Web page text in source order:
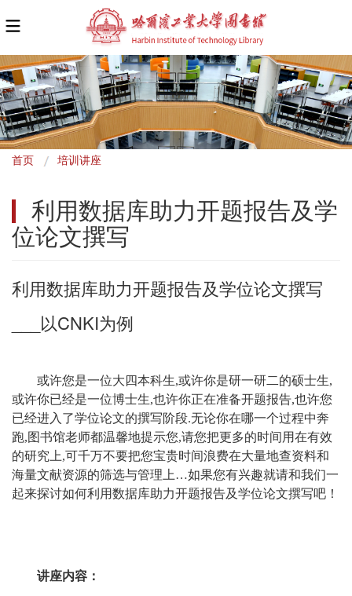
面
首页 培训讲座
利用数据库助力开题报告及学
位论文撰写
利用数据库助力开题报告及学位论文撰写
___以CNKI为例
或许您是一位大四本科生,或许你是研一研二的硕士生,
或许你已经是一位博士生,也许你正在准备开题报告,也许您
已经进入了学位论文的撰写阶段.无论你在哪一个过程中奔
跑,图书馆老师都温馨地提示您,请您把更多的时间用在有效
的研究上,可千万不要把您宝贵时间浪费在大量地查资料和
海量文献资源的筛选与管理上…如果您有兴趣就请和我们一
起来探讨如何利用数据库助力开题报告及学位论文撰写吧！
讲座内容：